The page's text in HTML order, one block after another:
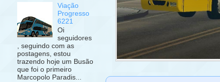
Viação
Progresso
6221
Oi
seguidores
, seguindo com as
postagens, estou
trazendo hoje um Busão
que foi o primeiro
Marcopolo Paradis...